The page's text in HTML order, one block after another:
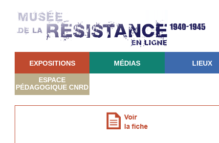
EXPOSITIONS MÉDIAS LIEUX
ESPACE
PÉDAGOGIQUE CNRD